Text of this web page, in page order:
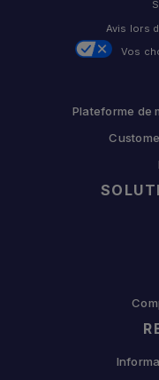
Plateforme de
Avis lors
Vos